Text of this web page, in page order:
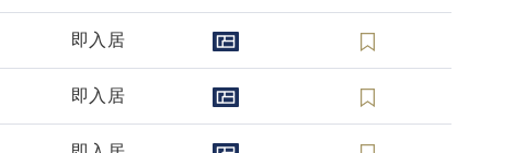
即入居
即入居